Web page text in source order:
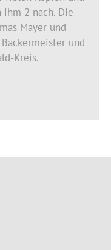
ihm 2 nach. Die
Mayer und
und
Kreis.